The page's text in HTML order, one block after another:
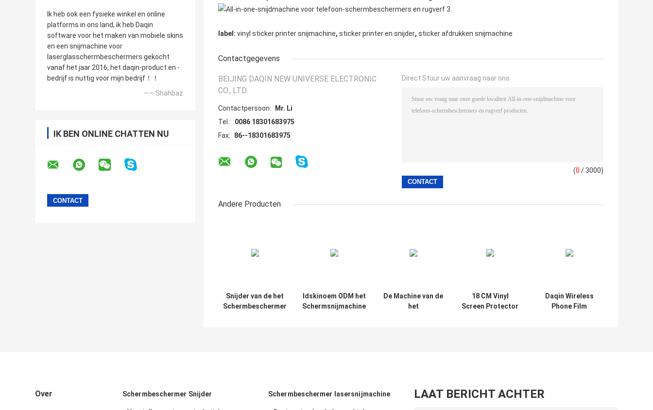
Ik heb ook een fysieke winkel en online
platforms in ons land, ik heb Daqin
software voor het maken van mobiele skins
en een snijmachine voor
laserglasschermbeschermers gekocht
vanaf het jaar 2016, het daqin-product en -
bedrijf is nuttig voor mijn bedrijf！！
—— Shahbaz
IK BEN ONLINE CHATTEN NU
label: vinyl sticker printer snijmachine, sticker printer en snijder, sticker afdrukken snijmachine
Contactgegevens
BEIJING DAQIN NEW UNIVERSE ELECTRONIC
CO., LTD.
Contactpersoon:
Mr. Li
Tel.:
0086 18301683975
Fax:
86--18301683975
Direct Stuur uw aanvraag naar ons
(0 / 3000)
Andere Producten
Snijder van de het
Schermbeschermer
Idskinoem ODM het
Schermsnijmachine
De Machine van de
het
18 CM Vinyl
Screen Protector
Daqin Wireless
Phone Film
Over Schermbeschermer Snijder Schermbeschermer lasersnijmachine LAAT BERICHT ACHTER